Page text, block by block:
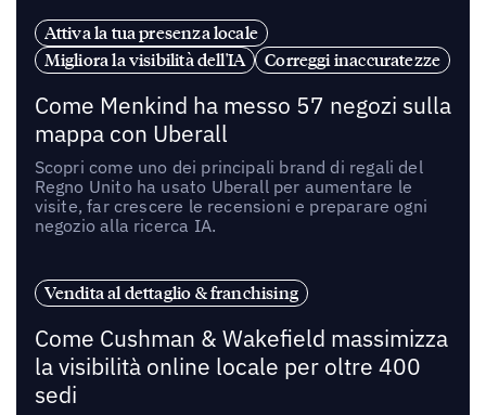
Attiva la tua presenza locale
Migliora la visibilità dell'IA
Correggi inaccuratezze
Come Menkind ha messo 57 negozi sulla
mappa con Uberall
Scopri come uno dei principali brand di regali del
Regno Unito ha usato Uberall per aumentare le
visite, far crescere le recensioni e preparare ogni
negozio alla ricerca IA.
Vendita al dettaglio & franchising
Come Cushman & Wakefield massimizza
la visibilità online locale per oltre 400
sedi